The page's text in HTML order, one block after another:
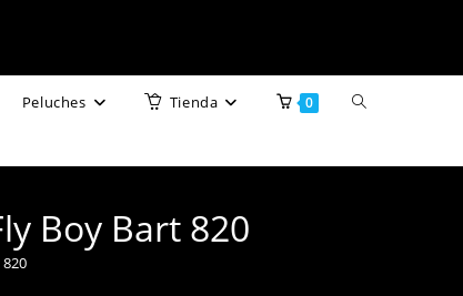
Peluches Tienda 0 Alternar
Boy Bart 820